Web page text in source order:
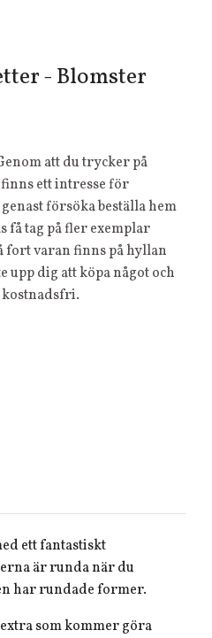
- Blomster
att du trycker på
ett intresse för
försöka beställa hem
få tag på fler exemplar
fort varan finns på hyllan
upp dig att köpa något och
ett fantastiskt
är runda när du
har rundade former.
som kommer göra